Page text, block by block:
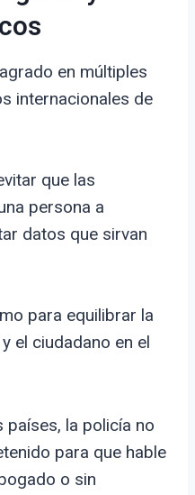
en múltiples
internacionales de
que las
persona a
datos que sirvan
para equilibrar la
el ciudadano en el
países, la policía no
para que hable
o sin